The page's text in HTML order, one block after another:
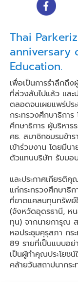
Thai
anniversary
Education.
เพื่อเป็นการรำลึกถึ
ที่ล่วงลับไปแล้ว แล
ตลอดจนเผยแพร่ปร
กระทรวงศึกษาธิกา
ศึกษาธิการ ผู้บริหาร
ศธ. สมาชิกชมรมข้า
เข้าร่วมงาน โดยมี
ตัวแทนบริษัท รับมอ
และประกาศเกียรติ
แก่กระทรวงศึกษาธิ
ที่ขาดแคลนทุนทรัพย์
(จังหวัดอุดรธานี, ห
ทุน) จากนายการุณ
หอประชุมคุรุสภา กร
89 รายที่เป็นแบบอย่
เป็นผู้ทำคุณประโยชน์
คล้ายวันสถาปนากร